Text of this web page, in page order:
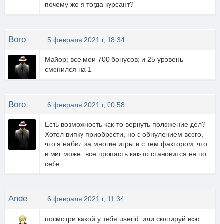
почему же я тогда курсант?
5 февраля 2021 г, 18:34
Майор; все мои 700 бонусов; и 25 уровень
сменился на 1
6 февраля 2021 г, 00:58
Есть возможность как-то вернуть положение дел?
Хотел випку приобрести, но с обнулением всего,
что я набил за многие игры и с тем фактором, что
в миг может все пропасть как-то становится не по
себе
6 февраля 2021 г, 11:34
посмотри какой у тебя userid. или скопируй всю